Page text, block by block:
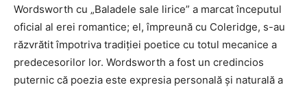
Wordsworth cu „Baladele sale lirice” a marcat începutul
oficial al erei romantice; el, împreună cu Coleridge, s-au
răzvrătit împotriva tradiției poetice cu totul mecanice a
predecesorilor lor. Wordsworth a fost un credincios
puternic că poezia este expresia personală și naturală a